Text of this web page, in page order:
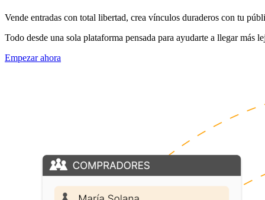
Vende entradas con total libertad, crea vínculos duraderos con tu
Todo desde una sola plataforma pensada para ayudarte a llegar más
Empezar ahora